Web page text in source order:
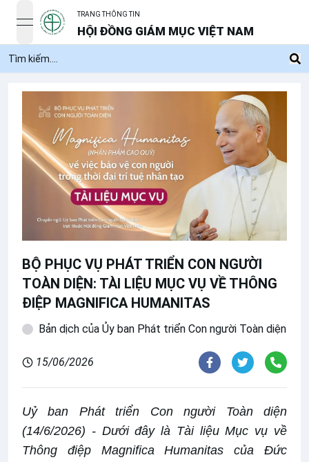
open navigation menu
TRANG THÔNG TIN
HỘI ĐỒNG GIÁM MỤC VIỆT NAM
BỘ PHỤC VỤ PHÁT TRIỂN CON NGƯỜI
TOÀN DIỆN: TÀI LIỆU MỤC VỤ VỀ THÔNG
ĐIỆP MAGNIFICA HUMANITAS
Bản dịch của Ủy ban Phát triển Con người Toàn diện
15/06/2026
Uỷ ban Phát triển Con người Toàn diện
(14/6/2026) - Dưới đây là Tài liệu Mục vụ về
Thông điệp Magnifica Humanitas của Đức